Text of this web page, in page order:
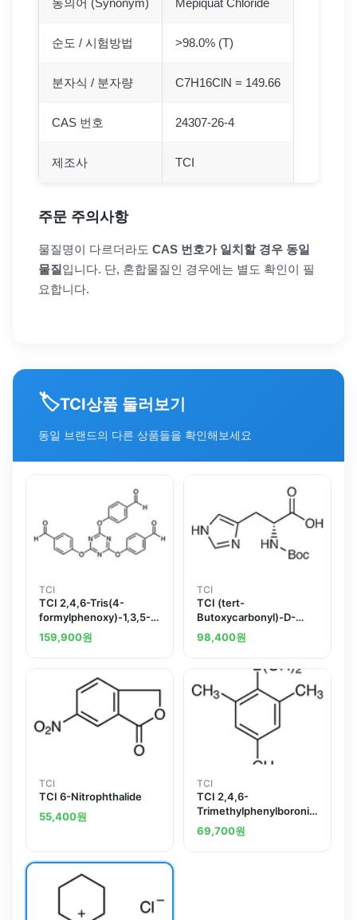
동의어 (Synonym) Mepiquat Chloride
순도 / 시험방법 >98.0% (T)
분자식 / 분자량 C7H16ClN = 149.66
CAS 번호 24307-26-4
제조사 TCI
주문 주의사항
물질명이 다르더라도 CAS 번호가 일치할 경우 동일
물질입니다. 단, 혼합물질인 경우에는 별도 확인이 필
요합니다.
🏷️TCI상품 둘러보기
동일 브랜드의 다른 상품들을 확인해보세요
TCI
TCI 2,4,6-Tris(4-
formylphenoxy)-1,3,5-
triazine
159,900원
TCI
TCI (tert-
Butoxycarbonyl)-D-
histidine
98,400원
TCI
TCI 6-Nitrophthalide
55,400원
TCI
TCI 2,4,6-
Trimethylphenylboronic
Acid
69,700원